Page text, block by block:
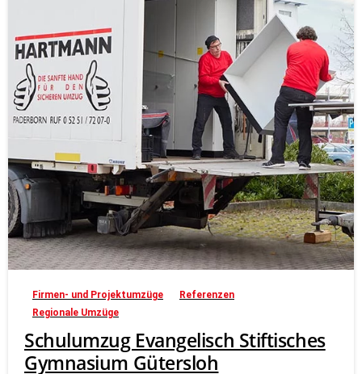
Firmen- und Projektumzüge
Referenzen
Regionale Umzüge
Schulumzug Evangelisch Stiftisches
Gymnasium Gütersloh